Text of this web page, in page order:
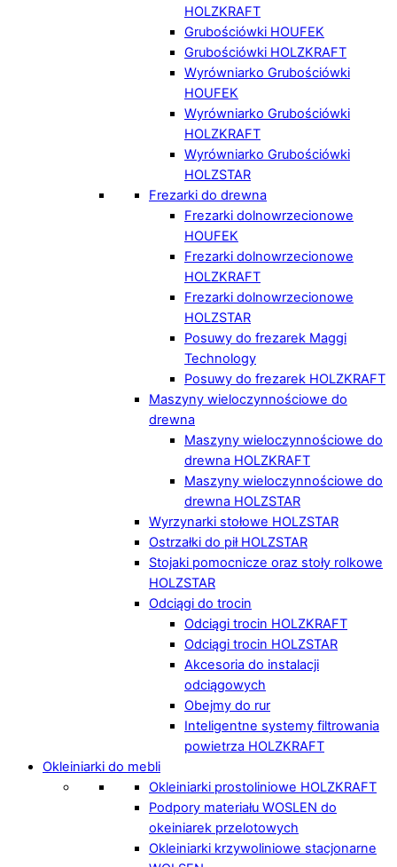
HOLZKRAFT
Grubościówki HOUFEK
Grubościówki HOLZKRAFT
Wyrówniarko Grubościówki
HOUFEK
Wyrówniarko Grubościówki
HOLZKRAFT
Wyrówniarko Grubościówki
HOLZSTAR
Frezarki do drewna
Frezarki dolnowrzecionowe
HOUFEK
Frezarki dolnowrzecionowe
HOLZKRAFT
Frezarki dolnowrzecionowe
HOLZSTAR
Posuwy do frezarek Maggi
Technology
Posuwy do frezarek HOLZKRAFT
Maszyny wieloczynnościowe do
drewna
Maszyny wieloczynnościowe do
drewna HOLZKRAFT
Maszyny wieloczynnościowe do
drewna HOLZSTAR
Wyrzynarki stołowe HOLZSTAR
Ostrzałki do pił HOLZSTAR
Stojaki pomocnicze oraz stoły rolkowe
HOLZSTAR
Odciągi do trocin
Odciągi trocin HOLZKRAFT
Odciągi trocin HOLZSTAR
Akcesoria do instalacji
odciągowych
Obejmy do rur
Inteligentne systemy filtrowania
powietrza HOLZKRAFT
Okleiniarki do mebli
Okleiniarki prostoliniowe HOLZKRAFT
Podpory materiału WOSLEN do
okeiniarek przelotowych
Okleiniarki krzywoliniowe stacjonarne